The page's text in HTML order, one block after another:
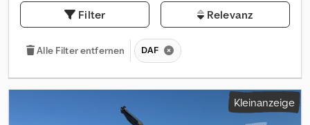
Filter Relevanz
Alle Filter entfernen DAF
Kleinanzeige